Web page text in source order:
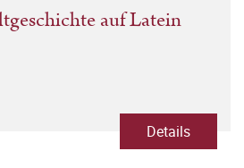
auf Latein
Details